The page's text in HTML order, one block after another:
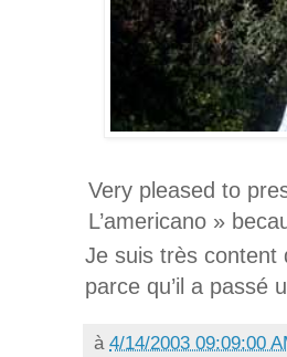
Very pleased to
L’americano »
Je suis très content
parce qu’il a passé
à 4/14/2003 09:09:00